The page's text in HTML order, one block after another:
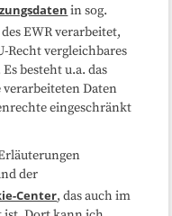
in sog.
EWR verarbeitet,
Recht vergleichbares
besteht u.a. das
verarbeiteten Daten
eingeschränkt
der
Center, das auch im